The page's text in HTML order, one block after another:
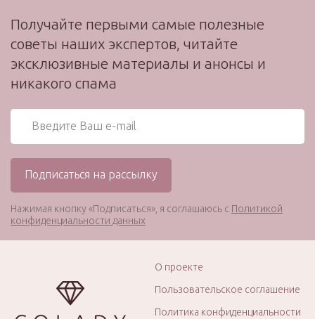
Получайте первыми самые полезные
советы наших экспертов, читайте
эксклюзивные материалы и анонсы и
никакого спама
Нажимая кнопку «Подписаться», я соглашаюсь с Политикой
конфиденциальности данных
О проекте
Пользовательское соглашение
Политика конфиденциальности